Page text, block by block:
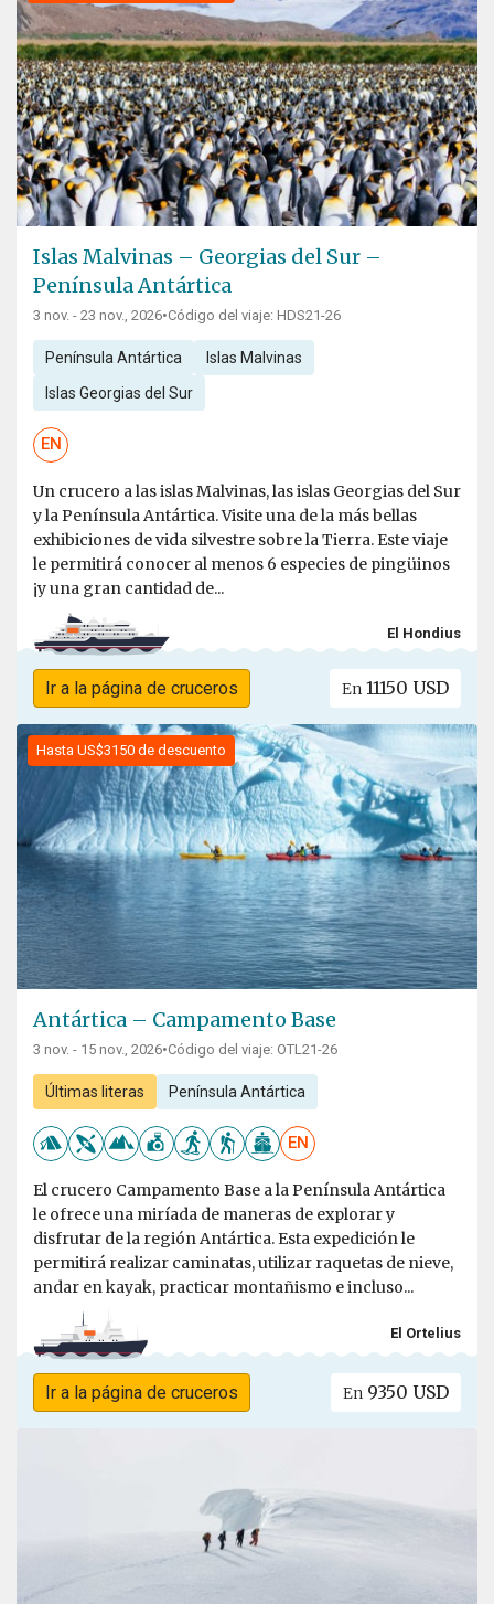
Islas Malvinas – Georgias del Sur –
Península Antártica
3 nov. - 23 nov., 2026•Código del viaje: HDS21-26
Península Antártica Islas Malvinas
Islas Georgias del Sur
EN
Un crucero a las islas Malvinas, las islas Georgias del Sur
y la Península Antártica. Visite una de la más bellas
exhibiciones de vida silvestre sobre la Tierra. Este viaje
le permitirá conocer al menos 6 especies de pingüinos
¡y una gran cantidad de...
El Hondius
Ir a la página de cruceros En 11150 USD
Hasta US$3150 de descuento
Antártica – Campamento Base
3 nov. - 15 nov., 2026•Código del viaje: OTL21-26
Últimas literas Península Antártica
EN
El crucero Campamento Base a la Península Antártica
le ofrece una miríada de maneras de explorar y
disfrutar de la región Antártica. Esta expedición le
permitirá realizar caminatas, utilizar raquetas de nieve,
andar en kayak, practicar montañismo e incluso...
El Ortelius
Ir a la página de cruceros En 9350 USD